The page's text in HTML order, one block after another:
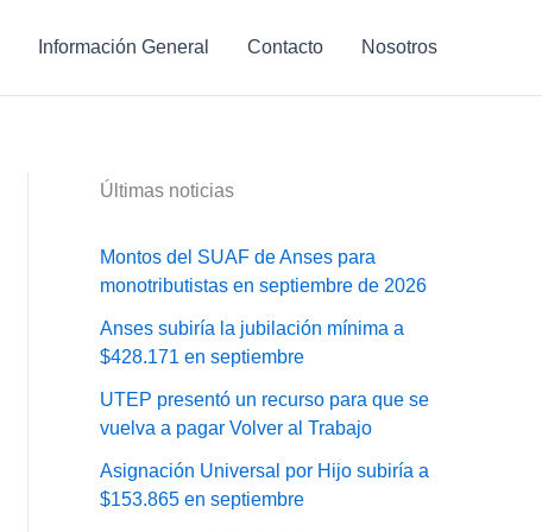
Información General Contacto Nosotros
Últimas noticias
Montos del SUAF de Anses para
monotributistas en septiembre de 2026
Anses subiría la jubilación mínima a
$428.171 en septiembre
UTEP presentó un recurso para que se
vuelva a pagar Volver al Trabajo
Asignación Universal por Hijo subiría a
$153.865 en septiembre